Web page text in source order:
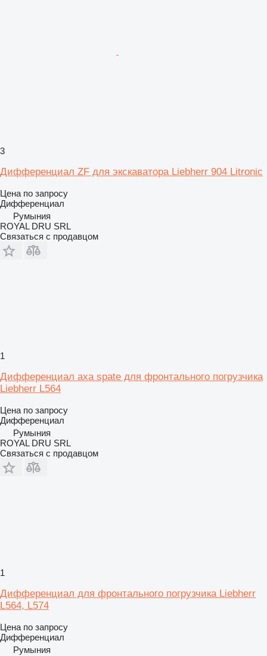
3
Дифференциал ZF для экскаватора Liebherr 904 Litronic
Цена по запросу
Дифференциал
Румыния
ROYAL DRU SRL
Связаться с продавцом
1
Дифференциал axa spate для фронтального погрузчика
Liebherr L564
Цена по запросу
Дифференциал
Румыния
ROYAL DRU SRL
Связаться с продавцом
1
Дифференциал для фронтального погрузчика Liebherr
L564, L574
Цена по запросу
Дифференциал
Румыния